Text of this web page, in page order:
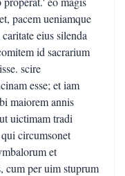
pacem ueniamque
eius silenda
id sacrarium
scire
esse; et iam
maiorem annis
uictimam tradi
circumsonet
et
cum per uim stuprum